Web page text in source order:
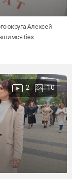
округа Алексей
без
2 10